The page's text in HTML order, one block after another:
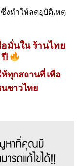
งทำให้ลดอุบัติเหตุ
อมั่นใน ร้านไทย
ปี
ทุกสถานที่ เพื่อ
ชาวไทย